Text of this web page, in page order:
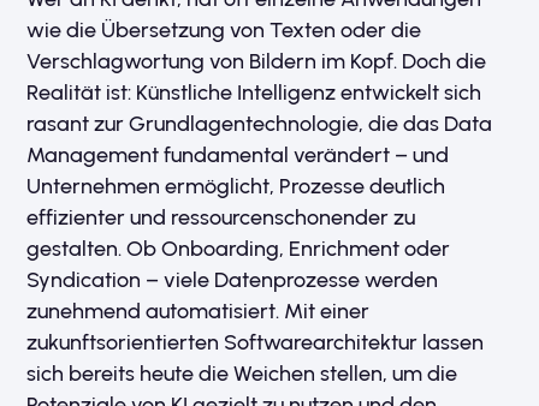
wie die Übersetzung von Texten oder die
Verschlagwortung von Bildern im Kopf. Doch die
Realität ist: Künstliche Intelligenz entwickelt sich
rasant zur Grundlagentechnologie, die das Data
Management fundamental verändert – und
Unternehmen ermöglicht, Prozesse deutlich
effizienter und ressourcenschonender zu
gestalten. Ob Onboarding, Enrichment oder
Syndication – viele Datenprozesse werden
zunehmend automatisiert. Mit einer
zukunftsorientierten Softwarearchitektur lassen
sich bereits heute die Weichen stellen, um die